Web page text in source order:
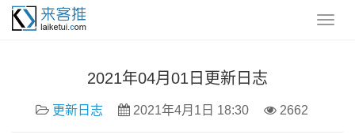
2021年04月01日更新日志
更新日志 2021年4月1日 18:30 2662